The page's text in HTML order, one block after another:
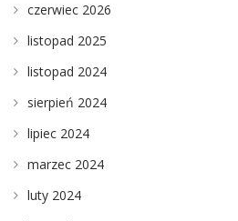
czerwiec 2026
listopad 2025
listopad 2024
sierpień 2024
lipiec 2024
marzec 2024
luty 2024